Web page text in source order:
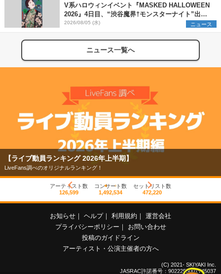
V系ハロウィンイベント『MASKED HALLOWEEN
2026』4日目、“渋谷魔界†モンスターナイト”出演6
組を発表
2026/08/05 (水) ニュース
ニュース一覧へ
【ライブ動員ランキング 2026年上半期】
LiveFans調べのオリジナルランキング！
アーティスト数
126,599
コンサート数
1,492,534
セットリスト数
472,220
お知らせ ヘルプ 利用規約
運営会社
プライバシーポリシー
お問い合わせ
投稿のガイドライン
アーティスト・公演主催者の方へ
(C) 2021- SKIYAKI Inc.
JASRAC許諾番号：9022255001Y45037